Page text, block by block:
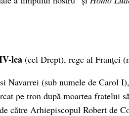
lea (cel Drept), rege al Franței
Navarrei (sub numele de Carol
pe tron după moartea fratelui
către Arhiepiscopul Robert de